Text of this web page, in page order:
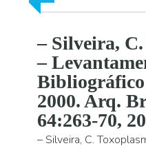
– Silveira, C.
–
Bibliográfico
2000. Arq.
64:263-70,
– Silveira, C.